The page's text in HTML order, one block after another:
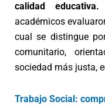
calidad educativa.
académicos
cual se distingue
comunitario,
sociedad más justa,
Trabajo Social: